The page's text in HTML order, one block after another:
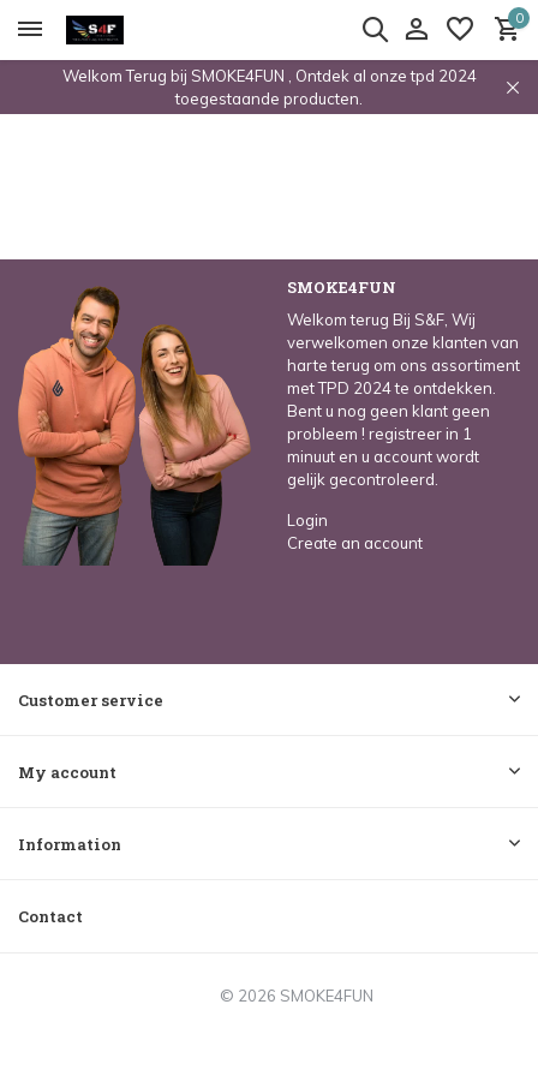
0
Welkom Terug bij SMOKE4FUN , Ontdek al onze tpd 2024
toegestaande producten.
SMOKE4FUN
Welkom terug Bij S&F, Wij
verwelkomen onze klanten van
harte terug om ons assortiment
met TPD 2024 te ontdekken.
Bent u nog geen klant geen
probleem ! registreer in 1
minuut en u account wordt
gelijk gecontroleerd.
Login
Create an account
Customer service
My account
Information
Contact
© 2026 SMOKE4FUN